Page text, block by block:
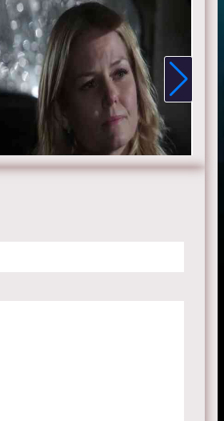
Джей Уэст, Дания Рамирес,
Фернандес и Мекиа Кокс.
13 серию «
Однажды в
хорошем HD качестве, на
пк или телевизоре на сайте